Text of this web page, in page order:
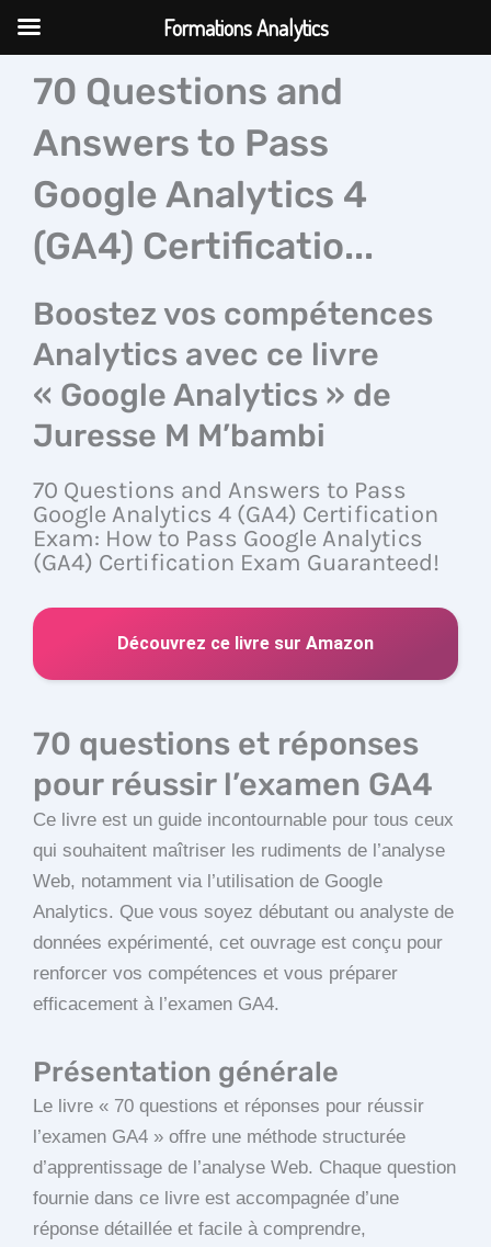
Aller
contenu70 Questions and
Answers to Pass
Google Analytics 4
(GA4) Certificatio...
Boostez vos compétences
Analytics avec ce livre
« Google Analytics » de
Juresse M M’bambi
70 Questions and Answers to Pass
Google Analytics 4 (GA4) Certification
Exam: How to Pass Google Analytics
(GA4) Certification Exam Guaranteed!
Découvrez ce livre sur Amazon
70 questions et réponses
pour réussir l’examen GA4
Ce livre est un guide incontournable pour tous ceux
qui souhaitent maîtriser les rudiments de l’analyse
Web, notamment via l’utilisation de Google
Analytics. Que vous soyez débutant ou analyste de
données expérimenté, cet ouvrage est conçu pour
renforcer vos compétences et vous préparer
efficacement à l’examen GA4.
Présentation générale
Le livre « 70 questions et réponses pour réussir
l’examen GA4 » offre une méthode structurée
d’apprentissage de l’analyse Web. Chaque question
fournie dans ce livre est accompagnée d’une
réponse détaillée et facile à comprendre,
Formations Analytics